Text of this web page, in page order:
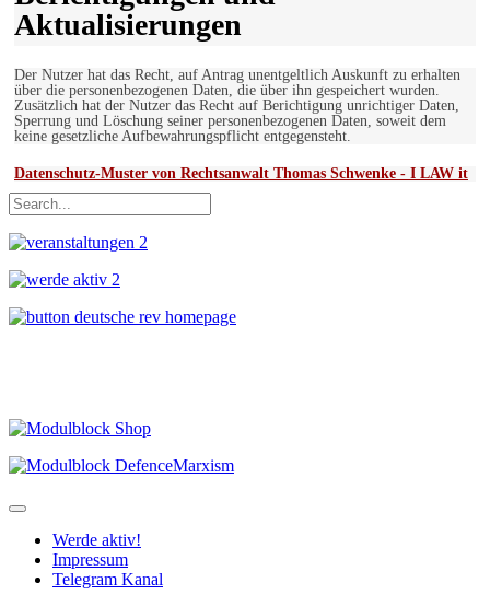
Aktualisierungen
Der Nutzer hat das Recht, auf Antrag unentgeltlich Auskunft zu erhalten
über die personenbezogenen Daten, die über ihn gespeichert wurden.
Zusätzlich hat der Nutzer das Recht auf Berichtigung unrichtiger Daten,
Sperrung und Löschung seiner personenbezogenen Daten, soweit dem
keine gesetzliche Aufbewahrungspflicht entgegensteht.
Datenschutz-Muster von Rechtsanwalt Thomas Schwenke - I LAW it
Werde aktiv!
Impressum
Telegram Kanal